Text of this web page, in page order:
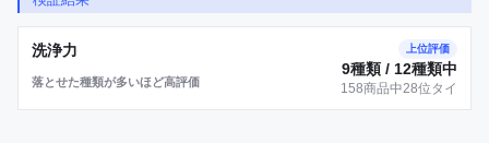
洗浄力
落とせた種類が多いほど高評価
上位評価
9種類 / 12種類中
158商品中28位タイ